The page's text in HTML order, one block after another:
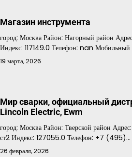
Магазин инструмента
город: Москва Район: Нагорный район
Индекс: 117149.0 Телефон: nan Мобильный
19 марта, 2026
Мир сварки, официальный
Lincoln Electric, Ewm
город: Москва Район: Тверской район
ст2 Индекс: 127055.0 Телефон: +7 (495)…
26 февраля, 2026